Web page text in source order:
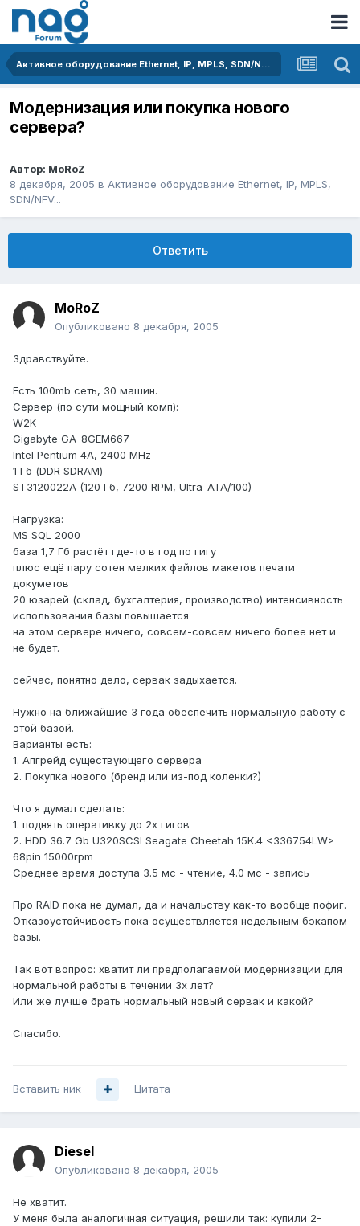
Активное оборудование Ethernet, IP, MPLS, SDN/NFV...
Модернизация или покупка нового
сервера?
Автор: MoRoZ
8 декабря, 2005 в Активное оборудование Ethernet, IP, MPLS,
SDN/NFV...
Ответить
MoRoZ
Опубликовано 8 декабря, 2005
Здравствуйте.
Есть 100mb сеть, 30 машин.
Сервер (по сути мощный комп):
W2K
Gigabyte GA-8GEM667
Intel Pentium 4A, 2400 MHz
1 Гб (DDR SDRAM)
ST3120022A (120 Гб, 7200 RPM, Ultra-ATA/100)
Нагрузка:
MS SQL 2000
база 1,7 Гб растёт где-то в год по гигу
плюс ещё пару сотен мелких файлов макетов печати
докуметов
20 юзарей (склад, бухгалтерия, производство) интенсивность
использования базы повышается
на этом сервере ничего, совсем-совсем ничего более нет и
не будет.
сейчас, понятно дело, сервак задыхается.
Нужно на ближайшие 3 года обеспечить нормальную работу с
этой базой.
Варианты есть:
1. Апгрейд существующего сервера
2. Покупка нового (бренд или из-под коленки?)
Что я думал сделать:
1. поднять оперативку до 2х гигов
2. HDD 36.7 Gb U320SCSI Seagate Cheetah 15K.4 <336754LW>
68pin 15000rpm
Среднее время доступа 3.5 мс - чтение, 4.0 мс - запись
Про RAID пока не думал, да и начальству как-то вообще пофиг.
Отказоустойчивость пока осуществляется недельным бэкапом
базы.
Так вот вопрос: хватит ли предполагаемой модернизации для
нормальной работы в течении 3х лет?
Или же лучше брать нормальный новый сервак и какой?
Спасибо.
Вставить ник Цитата
Diesel
Опубликовано 8 декабря, 2005
Не хватит.
У меня была аналогичная ситуация, решили так: купили 2-